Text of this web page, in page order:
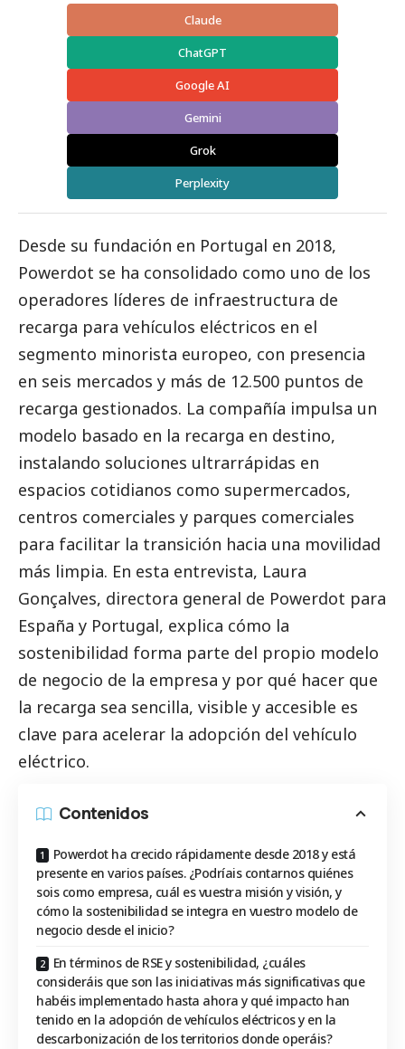
Claude
ChatGPT
Google AI
Gemini
Grok
Perplexity
Desde su fundación en Portugal en 2018,
Powerdot se ha consolidado como uno de los
operadores líderes de infraestructura de
recarga para vehículos eléctricos en el
segmento minorista europeo, con presencia
en seis mercados y más de 12.500 puntos de
recarga gestionados. La compañía impulsa un
modelo basado en la recarga en destino,
instalando soluciones ultrarrápidas en
espacios cotidianos como supermercados,
centros comerciales y parques comerciales
para facilitar la transición hacia una movilidad
más limpia. En esta entrevista, Laura
Gonçalves, directora general de Powerdot para
España y Portugal, explica cómo la
sostenibilidad forma parte del propio modelo
de negocio de la empresa y por qué hacer que
la recarga sea sencilla, visible y accesible es
clave para acelerar la adopción del vehículo
eléctrico.
Contenidos
Powerdot ha crecido rápidamente desde 2018 y está
presente en varios países. ¿Podríais contarnos quiénes
sois como empresa, cuál es vuestra misión y visión, y
cómo la sostenibilidad se integra en vuestro modelo de
negocio desde el inicio?
En términos de RSE y sostenibilidad, ¿cuáles
consideráis que son las iniciativas más significativas que
habéis implementado hasta ahora y qué impacto han
tenido en la adopción de vehículos eléctricos y en la
descarbonización de los territorios donde operáis?